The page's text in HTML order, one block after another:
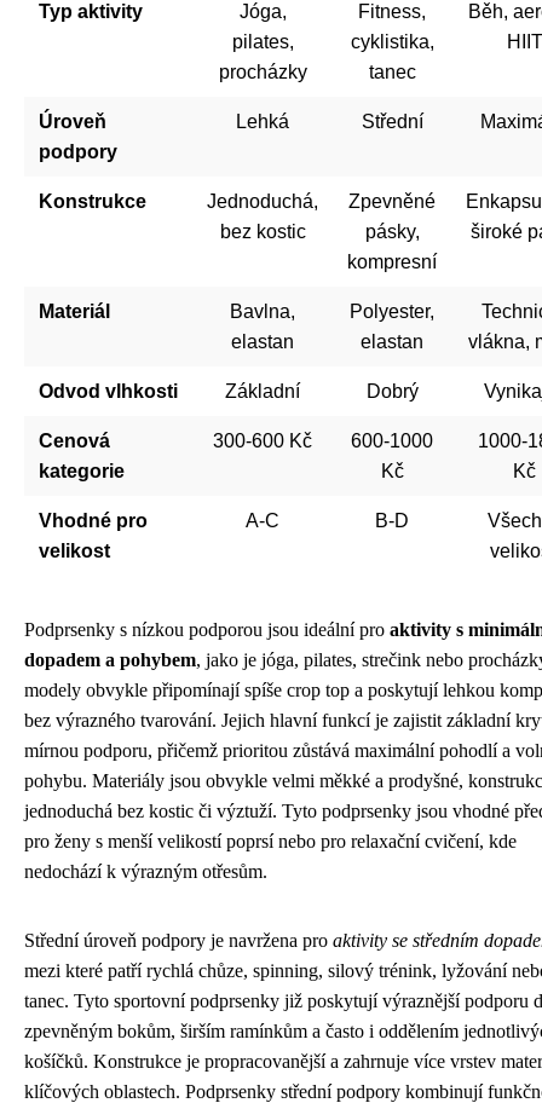
Typ aktivity
Jóga,
pilates,
procházky
Fitness,
cyklistika,
tanec
Běh,
HIIT
Úroveň
podpory
Lehká Střední
Konstrukce
Jednoduchá,
bez kostic
Zpevněné
pásky,
kompresní
široké
Materiál
Bavlna,
elastan
Polyester,
elastan
vlákna,
Odvod vlhkosti Základní Dobrý
Cenová
kategorie
300-600 Kč
600-1000
Kč
1000-
Kč
Vhodné pro
velikost
A-C B-D
Podprsenky s nízkou podporou jsou ideální pro aktivity s
dopadem a pohybem, jako je jóga, pilates, strečink nebo
modely obvykle připomínají spíše crop top a poskytují lehkou
bez výrazného tvarování. Jejich hlavní funkcí je zajistit základní
mírnou podporu, přičemž prioritou zůstává maximální pohodlí a
pohybu. Materiály jsou obvykle velmi měkké a prodyšné,
jednoduchá bez kostic či výztuží. Tyto podprsenky jsou vhodné
pro ženy s menší velikostí poprsí nebo pro relaxační cvičení, kde
nedochází k výrazným otřesům.
Střední úroveň podpory je navržena pro aktivity se středním
mezi které patří rychlá chůze, spinning, silový trénink, lyžování
tanec. Tyto sportovní podprsenky již poskytují výraznější podporu
zpevněným bokům, širším ramínkům a často i oddělením
košíčků. Konstrukce je propracovanější a zahrnuje více vrstev
klíčových oblastech. Podprsenky střední podpory kombinují